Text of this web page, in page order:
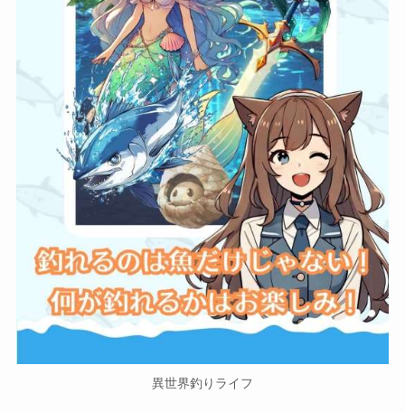
異世界釣りライフ